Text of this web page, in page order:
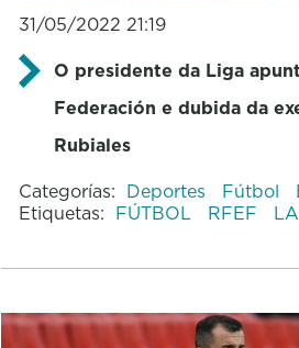
31/05/2022 21:19
O presidente da Liga
Federación e dubida da
Rubiales
Categorías: Deportes Fútbol
Etiquetas: FÚTBOL RFEF